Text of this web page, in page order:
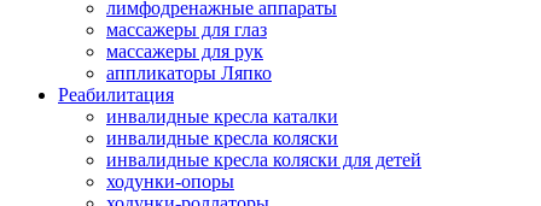
лимфодренажные аппараты
массажеры для глаз
массажеры для рук
аппликаторы Ляпко
Реабилитация
инвалидные кресла каталки
инвалидные кресла коляски
инвалидные кресла коляски для детей
ходунки-опоры